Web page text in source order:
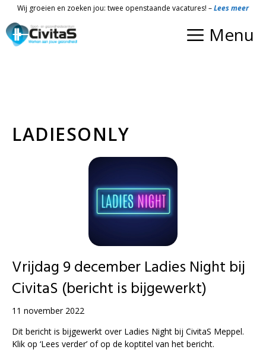
de
inhoud
Wij groeien en zoeken jou: twee openstaande vacatures! –Lees meer
Menu
LADIESONLY
Vrijdag 9 december Ladies Night bij
CivitaS (bericht is bijgewerkt)
11 november 2022
Dit bericht is bijgewerkt over Ladies Night bij CivitaS Meppel.
Klik op ‘Lees verder’ of op de koptitel van het bericht.